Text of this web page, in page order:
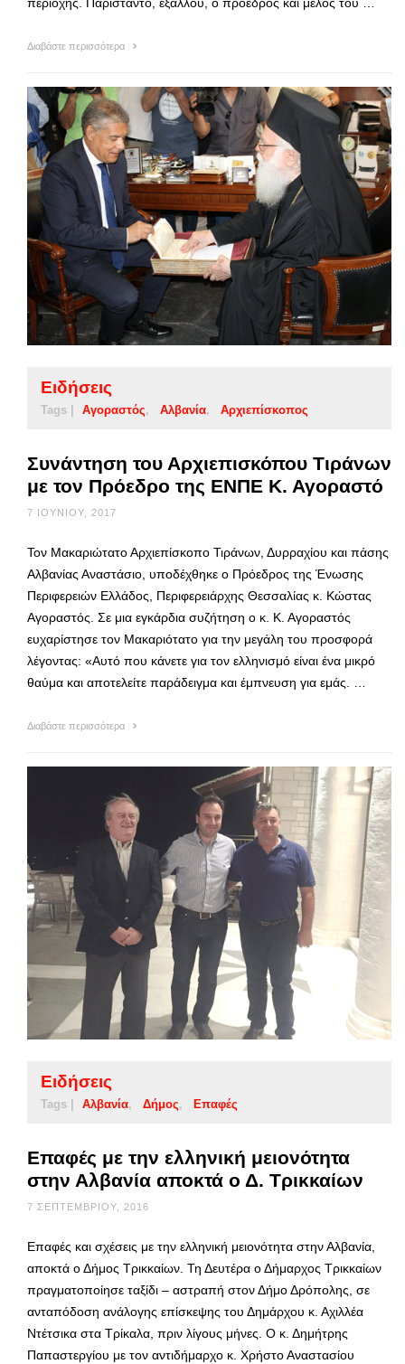
περιοχής. Παρίσταντο, εξάλλου, ο πρόεδρος και μέλος του …
Διαβάστε περισσότερα
Ειδήσεις
Tags | Αγοραστός Αλβανία Αρχιεπίσκοπος
Συνάντηση του Αρχιεπισκόπου Τιράνων
με τον Πρόεδρο της ΕΝΠΕ Κ. Αγοραστό
7 ΙΟΥΝΊΟΥ, 2017
Τον Μακαριώτατο Αρχιεπίσκοπο Τιράνων, Δυρραχίου και πάσης
Αλβανίας Αναστάσιο, υποδέχθηκε ο Πρόεδρος της Ένωσης
Περιφερειών Ελλάδος, Περιφερειάρχης Θεσσαλίας κ. Κώστας
Αγοραστός. Σε μια εγκάρδια συζήτηση ο κ. Κ. Αγοραστός
ευχαρίστησε τον Μακαριότατο για την μεγάλη του προσφορά
λέγοντας: «Αυτό που κάνετε για τον ελληνισμό είναι ένα μικρό
θαύμα και αποτελείτε παράδειγμα και έμπνευση για εμάς. …
Διαβάστε περισσότερα
Ειδήσεις
Tags | Αλβανία Δήμος Επαφές
Επαφές με την ελληνική μειονότητα
στην Αλβανία αποκτά ο Δ. Τρικκαίων
7 ΣΕΠΤΕΜΒΡΊΟΥ, 2016
Επαφές και σχέσεις με την ελληνική μειονότητα στην Αλβανία,
αποκτά ο Δήμος Τρικκαίων. Τη Δευτέρα ο Δήμαρχος Τρικκαίων
πραγματοποίησε ταξίδι – αστραπή στον Δήμο Δρόπολης, σε
ανταπόδοση ανάλογης επίσκεψης του Δημάρχου κ. Αχιλλέα
Ντέτσικα στα Τρίκαλα, πριν λίγους μήνες. Ο κ. Δημήτρης
Παπαστεργίου με τον αντιδήμαρχο κ. Χρήστο Αναστασίου